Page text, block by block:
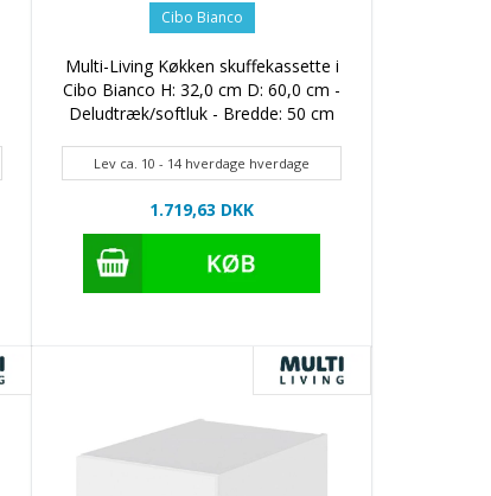
Cibo Bianco
Multi-Living Køkken skuffekassette i
Cibo Bianco H: 32,0 cm D: 60,0 cm -
Deludtræk/softluk - Bredde: 50 cm
Lev ca. 10 - 14 hverdage hverdage
1.719,63 DKK